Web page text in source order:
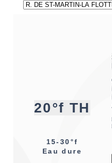
20°f TH
15-30°f
Eau dure